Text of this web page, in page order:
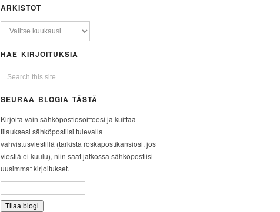
ARKISTOT
HAE KIRJOITUKSIA
SEURAA BLOGIA TÄSTÄ
Kirjoita vain sähköpostiosoitteesi ja kuittaa
tilauksesi sähköpostiisi tulevalla
vahvistusviestillä (tarkista roskapostikansiosi, jos
viestiä ei kuulu), niin saat jatkossa sähköpostiisi
uusimmat kirjoitukset.